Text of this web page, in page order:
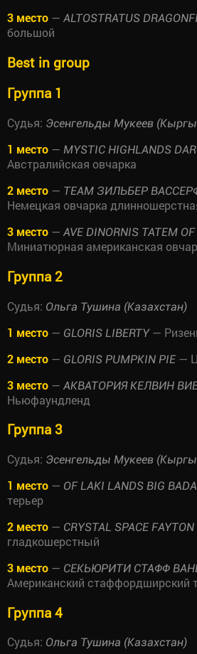
3 место — ALTOSTRATUS
большой
Best in group
Группа 1
Судья: Эсенгельды Мукеев
1 место — MYSTIC HIGHLANDS
Австралийская овчарка
2 место — ТЕАМ ЗИЛЬБЕР
Немецкая овчарка
3 место — AVE DINORNIS TATEM
Миниатюрная американская
Группа 2
Судья: Ольга Тушина (Казахстан)
1 место — GLORIS LIBERTY—
2 место — GLORIS PUMPKIN PIE —
3 место — АКВАТОРИЯ КЕЛВИН
Ньюфаундленд
Группа 3
Судья: Эсенгельды Мукеев
1 место — OF LAKI LANDS BIG
терьер
2 место — CRYSTAL SPACE FAYTON
гладкошерстный
3 место — СЕКЬЮРИТИ СТАФФ
Американский стаффордширский
Группа 4
Судья: Ольга Тушина (Казахстан)